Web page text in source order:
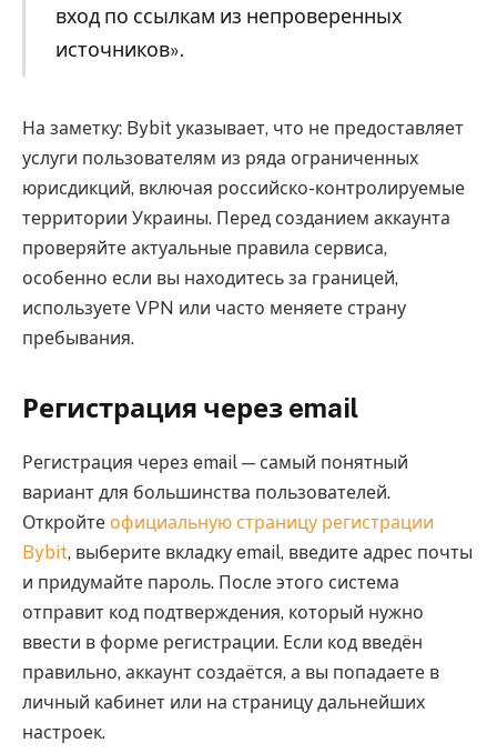
вход по ссылкам из непроверенных
источников».
На заметку: Bybit указывает, что не предоставляет
услуги пользователям из ряда ограниченных
юрисдикций, включая российско-контролируемые
территории Украины. Перед созданием аккаунта
проверяйте актуальные правила сервиса,
особенно если вы находитесь за границей,
используете VPN или часто меняете страну
пребывания.
Регистрация через email
Регистрация через email — самый понятный
вариант для большинства пользователей.
Откройте официальную страницу регистрации
Bybit, выберите вкладку email, введите адрес почты
и придумайте пароль. После этого система
отправит код подтверждения, который нужно
ввести в форме регистрации. Если код введён
правильно, аккаунт создаётся, а вы попадаете в
личный кабинет или на страницу дальнейших
настроек.